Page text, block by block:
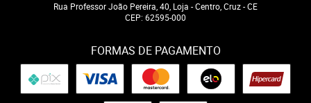
Rua Professor João Pereira, 40, Loja -Centro, Cruz-CE
CEP: 62595-000
FORMAS DE PAGAMENTO